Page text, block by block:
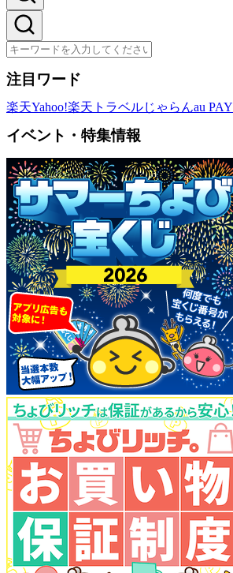
注目ワード
楽天Yahoo!楽天トラベルじゃらんau PAY
イベント・特集情報